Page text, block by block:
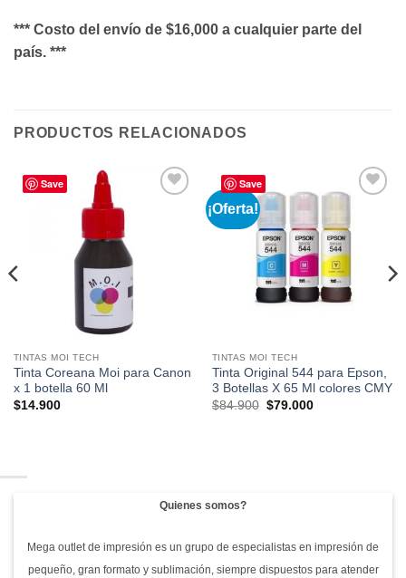
*** Costo del envío de $16,000 a cualquier parte del
país. ***
PRODUCTOS RELACIONADOS
Save
TINTAS MOI TECH
Tinta Coreana Moi para Canon
x 1 botella 60 Ml
$14.900
Save
¡Oferta!
lista de
TINTAS MOI TECH
Tinta Original 544 para Epson,
3 Botellas X 65 Ml colores CMY
$84.900 El
$79.000El
Quienes somos?
Mega outlet de impresión es un grupo de especialistas en impresión de
pequeño, gran formato y sublimación, siempre dispuestos para atender